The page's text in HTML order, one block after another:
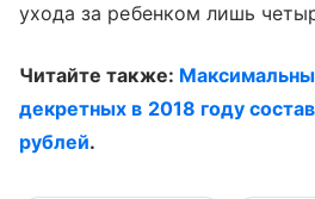
ухода за ребенком лишь
Читайте также:
декретных в 2018 году
рублей.